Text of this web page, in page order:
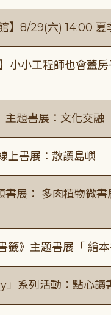
】8/29(六) 14:00 夏
小小工程師也會蓋
主題書展：文化交融
上書展：散讀島嶼
書展： 多肉植物微
籤》主題書展「 繪本
」系列活動：點心讀